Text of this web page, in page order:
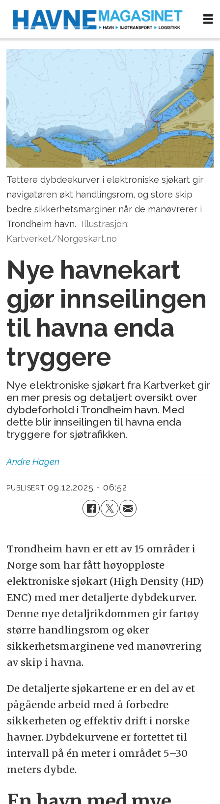
Tettere dybdeekurver i elektroniske sjøkart gir
navigatøren økt handlingsrom, og store skip
bedre sikkerhetsmarginer når de manøvrerer i
Trondheim havn.
Illustrasjon:
Kartverket/Norgeskart.no
Nye havnekart
gjør innseilingen
til havna enda
tryggere
Nye elektroniske sjøkart fra Kartverket gir
en mer presis og detaljert oversikt over
dybdeforhold i Trondheim havn. Med
dette blir innseilingen til havna enda
tryggere for sjøtrafikken.
Andre Hagen
PUBLISERT 09.12.2025 - 06:52
Trondheim havn er ett av 15 områder i
Norge som har fått høyoppløste
elektroniske sjøkart (High Density (HD)
ENC) med mer detaljerte dybdekurver.
Denne nye detaljrikdommen gir fartøy
større handlingsrom og øker
sikkerhetsmarginene ved manøvrering
av skip i havna.
De detaljerte sjøkartene er en del av et
pågående arbeid med å forbedre
sikkerheten og effektiv drift i norske
havner. Dybdekurvene er fortettet til
intervall på én meter i området 5–30
meters dybde.